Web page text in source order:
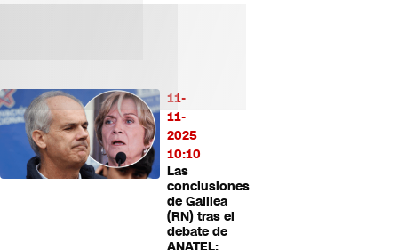
11-
11-
2025
10:10
Las
conclusiones
de Galilea
(RN) tras el
debate de